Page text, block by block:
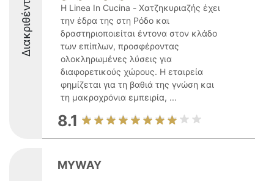
Διακριθέντες
Η Linea In Cucina - Χατζηκυριαζής έχει
την έδρα της στη Ρόδο και
δραστηριοποιείται έντονα στον κλάδο
των επίπλων, προσφέροντας
ολοκληρωμένες λύσεις για
διαφορετικούς χώρους. Η εταιρεία
φημίζεται για τη βαθιά της γνώση και
τη μακροχρόνια εμπειρία, ...
8.1
MYWAY